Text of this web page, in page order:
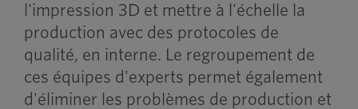
l'impression 3D et mettre à l'échelle la
production avec des protocoles de
qualité, en interne. Le regroupement de
ces équipes d'experts permet également
d'éliminer les problèmes de production et